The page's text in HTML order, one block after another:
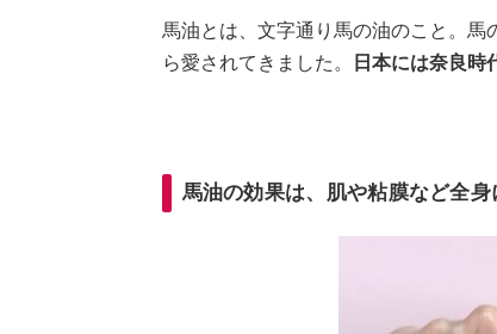
馬油とは、文字通り馬の油のこと。
ら愛されてきました。
日本には奈良時
馬油の効果は、肌や粘膜など全